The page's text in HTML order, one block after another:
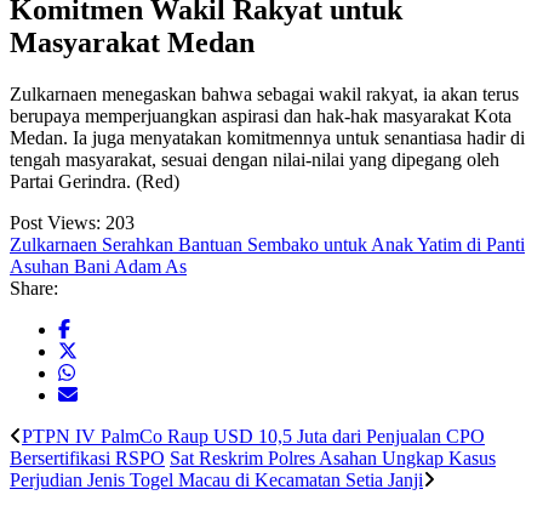
Komitmen Wakil Rakyat untuk
Masyarakat Medan
Zulkarnaen menegaskan bahwa sebagai wakil rakyat, ia akan terus
berupaya memperjuangkan aspirasi dan hak-hak masyarakat Kota
Medan. Ia juga menyatakan komitmennya untuk senantiasa hadir di
tengah masyarakat, sesuai dengan nilai-nilai yang dipegang oleh
Partai Gerindra. (Red)
Post Views: 203
Zulkarnaen Serahkan Bantuan Sembako untuk Anak Yatim di Panti
Asuhan Bani Adam As
Share:
PTPN IV PalmCo Raup USD 10,5 Juta dari Penjualan CPO
Bersertifikasi RSPO Sat Reskrim Polres Asahan Ungkap Kasus
Perjudian Jenis Togel Macau di Kecamatan Setia Janji